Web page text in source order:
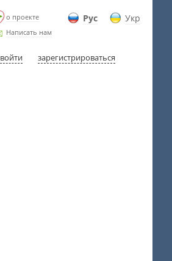
Рус Укр
о проекте
Написать нам
войти зарегистрироваться